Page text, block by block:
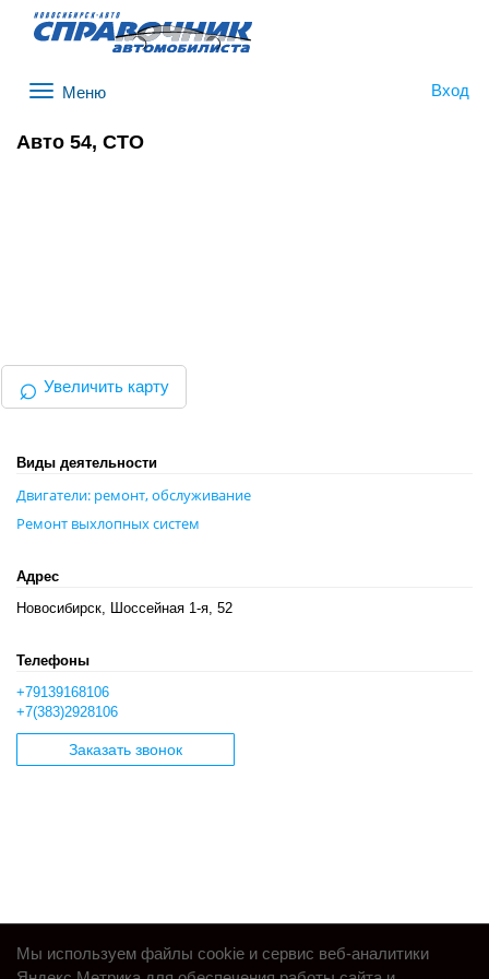
Вход
Авто 54, СТО
⌕ Увеличить карту
Виды деятельности
Двигатели: ремонт, обслуживание
Ремонт выхлопных систем
Адрес
Новосибирск, Шоссейная 1-я, 52
Телефоны
+79139168106
+7(383)2928106
Заказать звонок
Мы используем файлы cookie и сервис веб-аналитики